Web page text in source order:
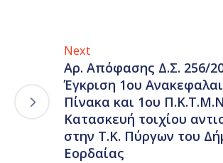
Next
Αρ. Απόφασης Δ.Σ. 256/
Έγκριση 1ου
Πίνακα και 1ου
Κατασκευή τοιχίου
στην Τ.Κ. Πύργων του
Εορδαίας